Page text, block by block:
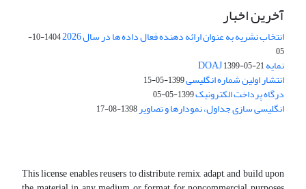
آخرین اخبار
انتخاب نشریه به عنوان ارائه دهنده فعال داده ها در سال 2026
1404-10-
05
نمایه DOAJ1399-05-21
انتشار اولین شماره انگلیسی1399-05-15
درگاه پرداخت الکترونیک1399-05-05
انگلیسی سازی جداول، نمودارها و تصاویر1398-08-17
This license enables reusers to distribute, remix, adapt, and build upon